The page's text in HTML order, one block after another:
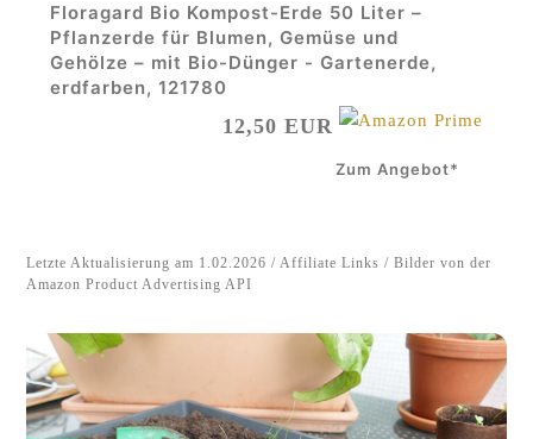
Floragard Bio Kompost-Erde 50 Liter –
Pflanzerde für Blumen, Gemüse und
Gehölze – mit Bio-Dünger - Gartenerde,
erdfarben, 121780
12,50 EUR
Zum Angebot*
Letzte Aktualisierung am 1.02.2026 / Affiliate Links / Bilder von der
Amazon Product Advertising API